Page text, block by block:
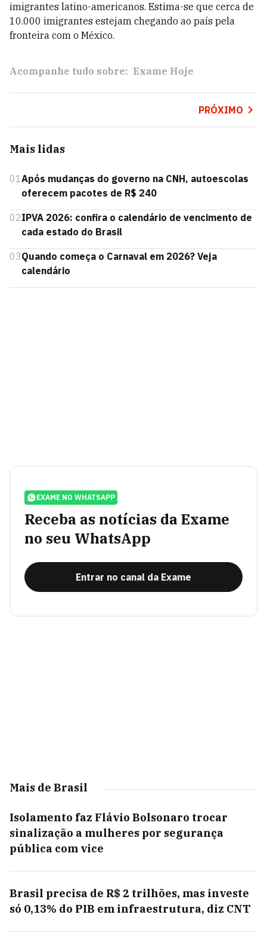
imigrantes latino-americanos. Estima-se que cerca de
10.000 imigrantes estejam chegando ao país pela
fronteira com o México.
Acompanhe tudo sobre: Exame Hoje
PRÓXIMO
Mais lidas
01Após mudanças do governo na CNH, autoescolas
oferecem pacotes de R$ 240
02IPVA 2026: confira o calendário de vencimento de
cada estado do Brasil
03Quando começa o Carnaval em 2026? Veja
calendário
EXAME NO WHATSAPP
Receba as notícias da Exame
no seu WhatsApp
Entrar no canal da Exame
Mais de Brasil
Isolamento faz Flávio Bolsonaro trocar
sinalização a mulheres por segurança
pública com vice
Brasil precisa de R$ 2 trilhões, mas investe
só 0,13% do PIB em infraestrutura, diz CNT